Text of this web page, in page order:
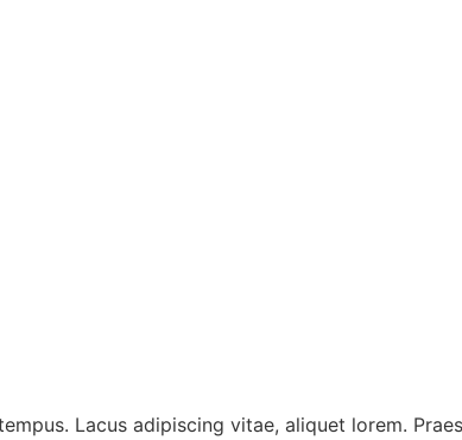
Lacus adipiscing vitae, aliquet lorem.